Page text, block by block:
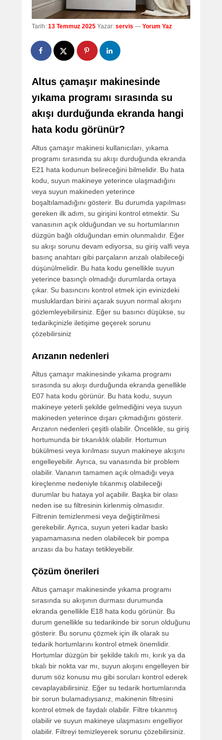
Tarih: 13 Temmuz 2025 Yazar: servis — Yorum Yaz
Altus çamaşır makinesinde
yıkama programı sırasında su
akışı durduğunda ekranda hangi
hata kodu görünür?
Altus çamaşır makinesi kullanıcıları, yıkama
programı sırasında su akışı durduğunda ekranda
E21 hata kodunun belireceğini bilmelidir. Bu hata
kodu, suyun makineye yeterince ulaşmadığını
veya suyun makineden yeterince
boşaltılamadığını gösterir. Bu durumda yapılması
gereken ilk adım, su girişini kontrol etmektir. Su
vanasının açık olduğundan ve su hortumlarının
düzgün bağlı olduğundan emin olunmalıdır. Eğer
su akışı sorunu devam ediyorsa, su giriş valfi veya
basınç anahtarı gibi parçaların arızalı olabileceği
düşünülmelidir. Bu hata kodu genellikle suyun
yeterince basınçlı olmadığı durumlarda ortaya
çıkar. Su basıncını kontrol etmek için evinizdeki
musluklardan birini açarak suyun normal akışını
gözlemleyebilirsiniz. Eğer su basıncı düşükse, su
tedarikçinizle iletişime geçerek sorunu
çözebilirsiniz
Arızanın nedenleri
Altus çamaşır makinesinde yıkama programı
sırasında su akışı durduğunda ekranda genellikle
E07 hata kodu görünür. Bu hata kodu, suyun
makineye yeterli şekilde gelmediğini veya suyun
makineden yeterince dışarı çıkmadığını gösterir.
Arızanın nedenleri çeşitli olabilir. Öncelikle, su giriş
hortumunda bir tıkanıklık olabilir. Hortumun
bükülmesi veya kırılması suyun makineye akışını
engelleyebilir. Ayrıca, su vanasında bir problem
olabilir. Vananın tamamen açık olmadığı veya
kireçlenme nedeniyle tıkanmış olabileceği
durumlar bu hataya yol açabilir. Başka bir olası
neden ise su filtresinin kirlenmiş olmasıdır.
Filtrenin temizlenmesi veya değiştirilmesi
gerekebilir. Ayrıca, suyun yeteri kadar baskı
yapamamasına neden olabilecek bir pompa
arızası da bu hatayı tetikleyebilir.
Çözüm önerileri
Altus çamaşır makinesinde yıkama programı
sırasında su akışının durması durumunda
ekranda genellikle E18 hata kodu görünür. Bu
durum genellikle su tedarikinde bir sorun olduğunu
gösterir. Bu sorunu çözmek için ilk olarak su
tedarik hortumlarını kontrol etmek önemlidir.
Hortumlar düzgün bir şekilde takılı mı, kırık ya da
tıkalı bir nokta var mı, suyun akışını engelleyen bir
durum söz konusu mu gibi soruları kontrol ederek
cevaplayabilirsiniz. Eğer su tedarik hortumlarında
bir sorun bulamadıysanız, makinenin filtresini
kontrol etmek de faydalı olabilir. Filtre tıkanmış
olabilir ve suyun makineye ulaşmasını engelliyor
olabilir. Filtreyi temizleyerek sorunu çözebilirsiniz.